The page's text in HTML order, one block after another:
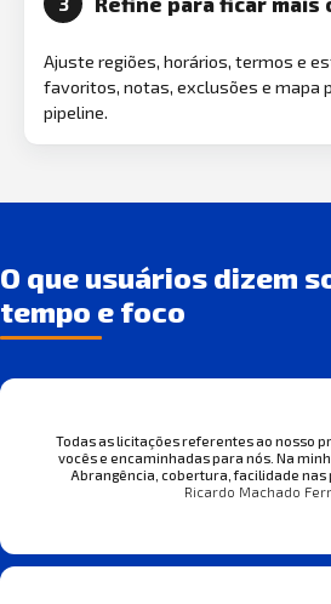
Ajuste regiões, horários, termos e
favoritos, notas, exclusões e mapa
pipeline.
O que usuários dizem
tempo e foco
Todas as licitações referentes ao nosso
vocês e encaminhadas para nós. Na
Abrangência, cobertura, facilidade nas
Ricardo Machado